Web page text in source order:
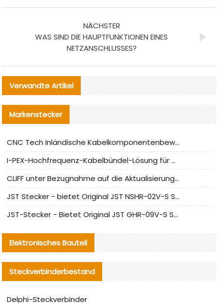
NÄCHSTER
WAS SIND DIE HAUPTFUNKTIONEN EINES
NETZANSCHLUSSES?
Verwandte Artikel
Markenstecker
CNC Tech Inländische Kabelkomponentenbewertung und Massenproduktionsanpassungsanleitung
I-PEX-Hochfrequenz-Kabelbündel-Lösung für die heimische Produktion analysiert
CLIFF unter Bezugnahme auf die Aktualisierung der chinesischen Stecker-Testnormen
JST Stecker - bietet Original JST NSHR-02V-S Stecker und Ersatzteile an
JST-Stecker - Bietet Original JST GHR-09V-S Stecker und Ersatzteile an
Elektronisches Bauteil
Steckverbinderbestand
Delphi-Steckverbinder